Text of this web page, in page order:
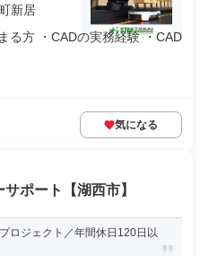
新居
る方 ・CADの実務経験 ・CAD
気になる
ポート【湖西市】
ロジェクト／年間休日120日以